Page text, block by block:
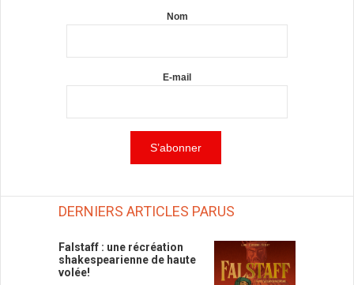
Nom
E-mail
DERNIERS ARTICLES PARUS
Falstaff : une récréation
shakespearienne de haute
volée!